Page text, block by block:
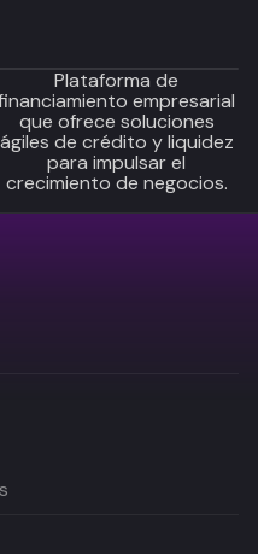
Plataforma de
empresarial
que ofrece soluciones
ágiles de crédito y liquidez
para impulsar el
crecimiento de negocios.